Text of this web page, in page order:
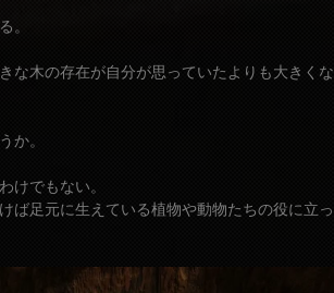
。
な木の存在が自分が思っていたよりも大きくな
か。
けでもない。
ば足元に生えている植物や動物たちの役に立っ